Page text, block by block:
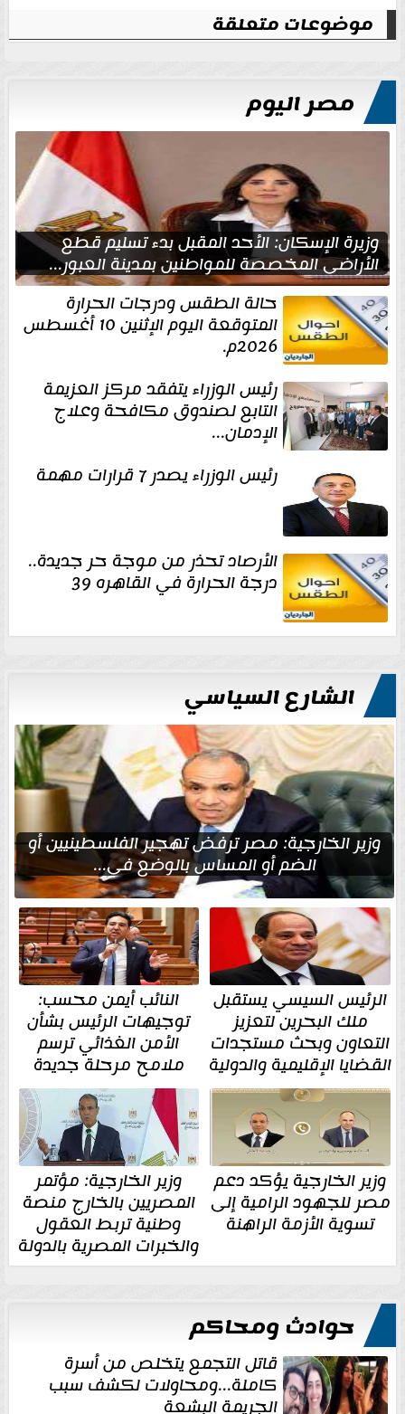
موضوعات متعلقة
مصر اليوم
وزيرة الإسكان: الأحد المقبل بدء تسليم قطع
الأراضي المخصصة للمواطنين بمدينة العبور...
حالة الطقس ودرجات الحرارة
المتوقعة اليوم الإثنين 10 أغسطس
2026م.
رئيس الوزراء يتفقد مركز العزيمة
التابع لصندوق مكافحة وعلاج
الإدمان...
رئيس الوزراء يصدر 7 قرارات مهمة
الأرصاد تحذر من موجة حر جديدة..
درجة الحرارة في القاهره 39
الشارع السياسي
وزير الخارجية: مصر ترفض تهجير الفلسطينيين أو
الضم أو المساس بالوضع في...
الرئيس السيسي يستقبل
ملك البحرين لتعزيز
التعاون وبحث مستجدات
القضايا الإقليمية والدولية
النائب أيمن محسب:
توجيهات الرئيس بشأن
الأمن الغذائي ترسم
ملامح مرحلة جديدة
وزير الخارجية يؤكد دعم
مصر للجهود الرامية إلى
تسوية الأزمة الراهنة
وزير الخارجية: مؤتمر
المصريين بالخارج منصة
وطنية تربط العقول
والخبرات المصرية بالدولة
حوادث ومحاكم
قاتل التجمع يتخلص من أسرة
كاملة...ومحاولات لكشف سبب
الجريمة البشعة